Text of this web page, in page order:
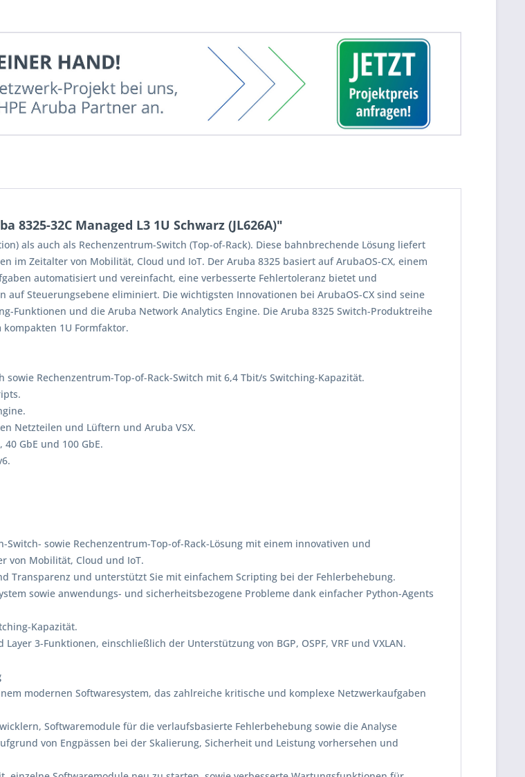
32C Managed L3 1U Schwarz (JL626A)"
als auch als Rechenzentrum-Switch (Top-of-Rack). Diese bahnbrechende Lösung liefert
im Zeitalter von Mobilität, Cloud und IoT. Der Aruba 8325 basiert auf ArubaOS-CX, einem
automatisiert und vereinfacht, eine verbesserte Fehlertoleranz bietet und
Steuerungsebene eliminiert. Die wichtigsten Innovationen bei ArubaOS-CX sind seine
Funktionen und die Aruba Network Analytics Engine. Die Aruba 8325 Switch-Produktreihe
kompakten 1U Formfaktor.
Rechenzentrum-Top-of-Rack-Switch mit 6,4 Tbit/s Switching-Kapazität.
Netzteilen und Lüftern und Aruba VSX.
GbE und 100 GbE.
sowie Rechenzentrum-Top-of-Rack-Lösung mit einem innovativen und
von Mobilität, Cloud und IoT.
Transparenz und unterstützt Sie mit einfachem Scripting bei der Fehlerbehebung.
sowie anwendungs- und sicherheitsbezogene Probleme dank einfacher Python-Agents
Kapazität.
3-Funktionen, einschließlich der Unterstützung von BGP, OSPF, VRF und VXLAN.
modernen Softwaresystem, das zahlreiche kritische und komplexe Netzwerkaufgaben
Softwaremodule für die verlaufsbasierte Fehlerbehebung sowie die Analyse
von Engpässen bei der Skalierung, Sicherheit und Leistung vorhersehen und